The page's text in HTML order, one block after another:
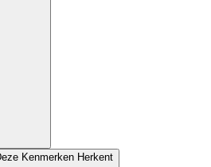
Kenmerken Herkent